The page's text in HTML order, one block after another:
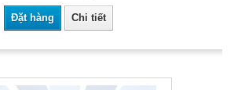
Đặt hàng Chi tiết